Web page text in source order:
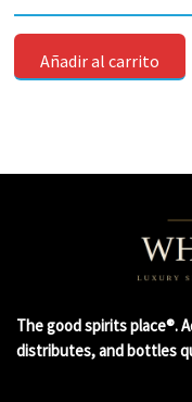
Añadir al carrito
The good spirits place®.
distributes, and bottles